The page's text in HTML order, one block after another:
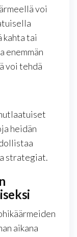
voi
kahta tai
enemmän
voi tehdä
heidän
strategiat.
aikana